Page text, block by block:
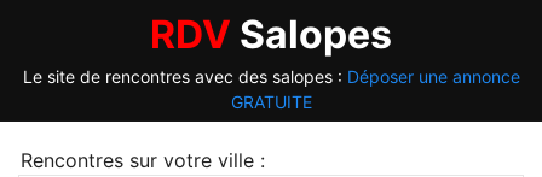
RDV Salopes
Le site de rencontres avec des salopes : Déposer une annonce
GRATUITE
Rencontres sur votre ville :